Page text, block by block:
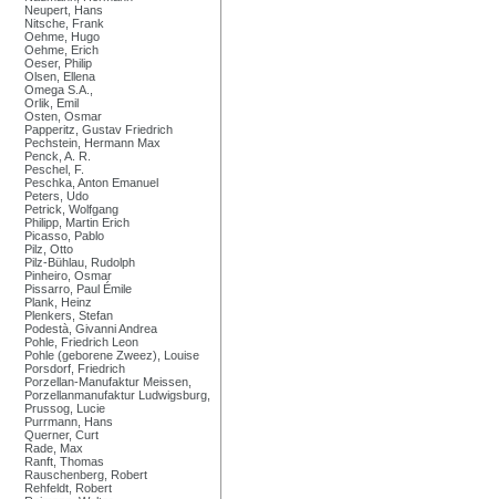
Neupert, Hans
Nitsche, Frank
Oehme, Hugo
Oehme, Erich
Oeser, Philip
Olsen, Ellena
Omega S.A.,
Orlik, Emil
Osten, Osmar
Papperitz, Gustav Friedrich
Pechstein, Hermann Max
Penck, A. R.
Peschel, F.
Peschka, Anton Emanuel
Peters, Udo
Petrick, Wolfgang
Philipp, Martin Erich
Picasso, Pablo
Pilz, Otto
Pilz-Bühlau, Rudolph
Pinheiro, Osmar
Pissarro, Paul Émile
Plank, Heinz
Plenkers, Stefan
Podestà, Givanni Andrea
Pohle, Friedrich Leon
Pohle (geborene Zweez), Louise
Porsdorf, Friedrich
Porzellan-Manufaktur Meissen,
Porzellanmanufaktur Ludwigsburg,
Prussog, Lucie
Purrmann, Hans
Querner, Curt
Rade, Max
Ranft, Thomas
Rauschenberg, Robert
Rehfeldt, Robert